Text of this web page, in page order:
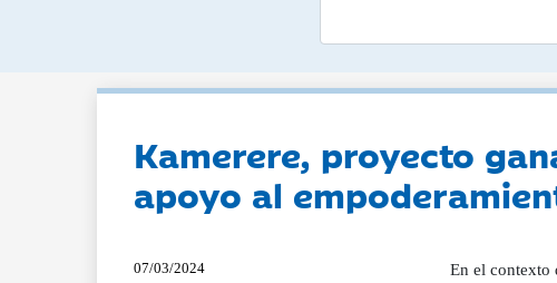
Kamerere, proyecto
apoyo al
07/03/2024
En el contexto